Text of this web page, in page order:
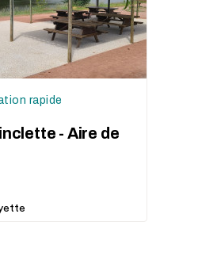
rapide
- Aire de